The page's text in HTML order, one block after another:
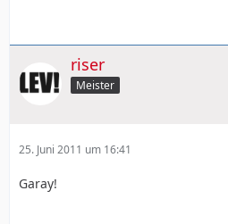
riser
Meister
25. Juni 2011 um 16:41
Garay!